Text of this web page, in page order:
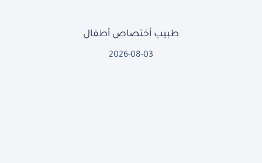
طبيب أختصاص أطفال
2026-08-03